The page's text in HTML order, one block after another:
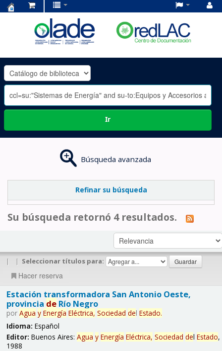
OLADE
-
Ir
Búsqueda avanzada
Refinar su búsqueda
Su búsqueda retornó 4 resultados.
| | Seleccionar títulos para:
Hacer reserva
Estación transformadora San Antonio Oeste,
provincia deRío Negro
por Agua y Energía Eléctrica, Sociedad del Estado.
Idioma: Español
Editor: Buenos Aires: Agua y Energía Eléctrica, Sociedad del Estado,
1988